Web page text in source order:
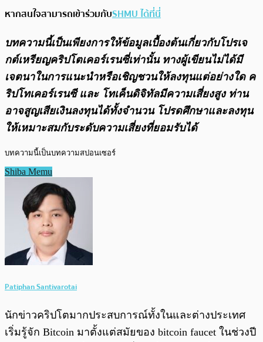
หากสนใจสามารถเข้าร่วมกับSHMU ได้ที่นี่
บทความนี้เป็นเพียงการให้ข้อมูลเบื้องต้นเกี่ยวกับโปรเจ
กต์เหรียญคริปโตเคอร์เรนซี่เท่านั้น ทางผู้เขียนไม่ได้มี
เจตนาในการแนะนำหรือเชิญชวนให้ลงทุนแต่อย่างใด ค
ริปโทเคอร์เรนซี และ โทเค็นดิจิทัลมีความเสี่ยงสูง ท่าน
อาจสูญเสียเงินลงทุนได้ทั้งจํานวน โปรดศึกษาและลงทุน
ให้เหมาะสมกับระดับความเสี่ยงที่ยอมรับได้
บทความนี้เป็นบทความสปอนเซอร์
Shiba Memu
Patiphan Santivarotai
นักข่าวคริปโตมากประสบการณ์ทั้งในและต่างประเทศ
เริ่มรู้จัก Bitcoin มาตั้งแต่สมัยของ bitcoin faucet ในช่วงปี